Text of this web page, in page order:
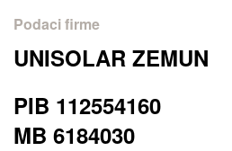
Podaci firme
UNISOLAR ZEMUN
PIB 112554160
MB 6184030